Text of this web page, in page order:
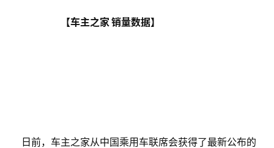
                            【车主之家 销量数据】